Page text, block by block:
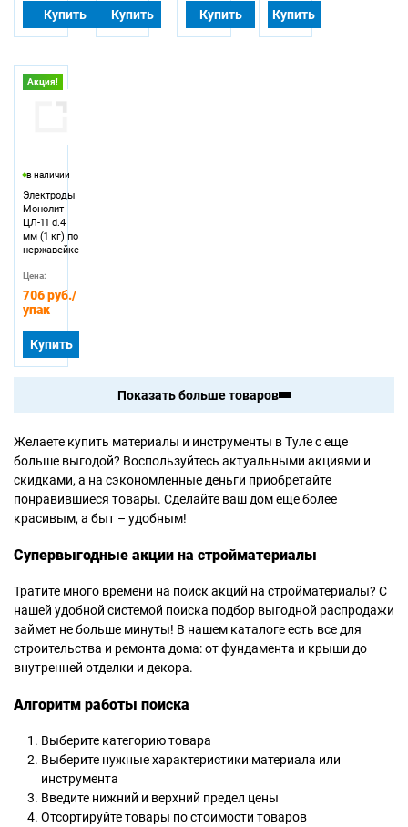
Купить Купить Купить Купить
Акция!
в наличии
Электроды
Монолит
ЦЛ-11 d.4
мм (1 кг) по
нержавейке
Цена:
706 руб./
упак
Купить
Показать больше товаров
Желаете купить материалы и инструменты в Туле с еще
больше выгодой? Воспользуйтесь актуальными акциями и
скидками, а на сэкономленные деньги приобретайте
понравившиеся товары. Сделайте ваш дом еще более
красивым, а быт – удобным!
Супервыгодные акции на стройматериалы
Тратите много времени на поиск акций на стройматериалы? С
нашей удобной системой поиска подбор выгодной распродажи
займет не больше минуты! В нашем каталоге есть все для
строительства и ремонта дома: от фундамента и крыши до
внутренней отделки и декора.
Алгоритм работы поиска
Выберите категорию товара
Выберите нужные характеристики материала или
инструмента
Введите нижний и верхний предел цены
Отсортируйте товары по стоимости товаров